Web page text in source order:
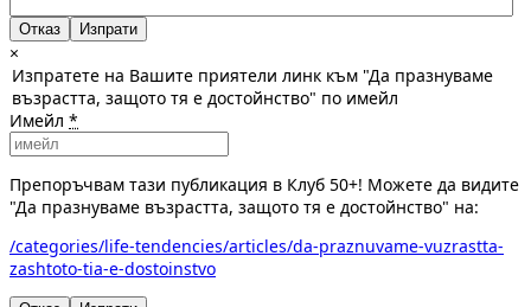
Отказ
×
Изпратете на Вашите приятели линк към "Да празнуваме
възрастта, защото тя е достойнство" по имейл
Имейл *
Препоръчвам тази публикация в Клуб 50+! Можете да видите
"Да празнуваме възрастта, защото тя е достойнство" на:
/categories/life-tendencies/articles/da-praznuvame-vuzrastta-
zashtoto-tia-e-dostoinstvo